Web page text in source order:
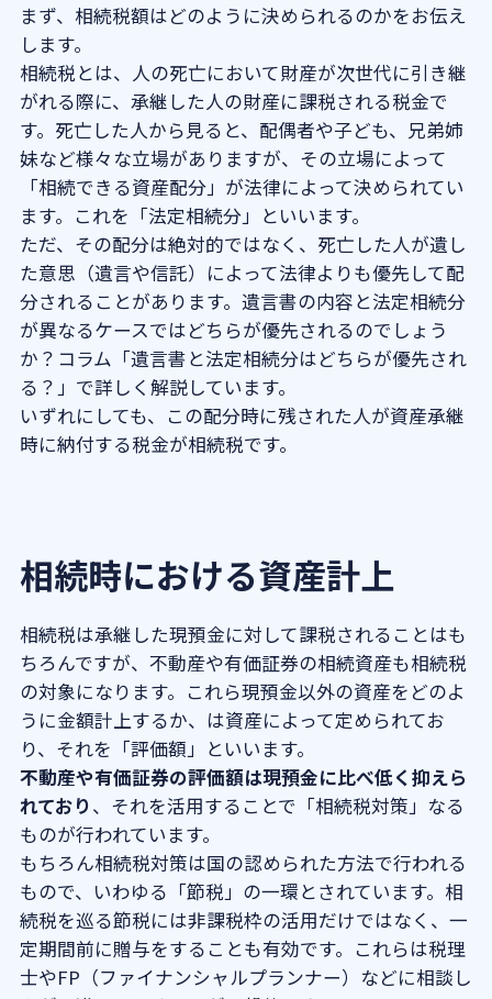
まず、相続税額はどのように決められるのかをお伝え
します。
相続税とは、人の死亡において財産が次世代に引き継
がれる際に、承継した人の財産に課税される税金で
す。死亡した人から見ると、配偶者や子ども、兄弟姉
妹など様々な立場がありますが、その立場によって
「相続できる資産配分」が法律によって決められてい
ます。これを「法定相続分」といいます。
ただ、その配分は絶対的ではなく、死亡した人が遺し
た意思（遺言や信託）によって法律よりも優先して配
分されることがあります。遺言書の内容と法定相続分
が異なるケースではどちらが優先されるのでしょう
か？コラム「遺言書と法定相続分はどちらが優先され
る？ 」で詳しく解説しています。
いずれにしても、この配分時に残された人が資産承継
時に納付する税金が相続税です。
相続時における資産計上
相続税は承継した現預金に対して課税されることはも
ちろんですが、不動産や有価証券の相続資産も相続税
の対象になります。これら現預金以外の資産をどのよ
うに金額計上するか、は資産によって定められてお
り、それを「評価額」といいます。
不動産や有価証券の評価額は現預金に比べ低く抑えら
れており、それを活用することで「相続税対策」なる
ものが行われています。
もちろん相続税対策は国の認められた方法で行われる
もので、いわゆる「節税」の一環とされています。相
続税を巡る節税には非課税枠の活用だけではなく、一
定期間前に贈与をすることも有効です。これらは税理
士やFP（ファイナンシャルプランナー）などに相談し